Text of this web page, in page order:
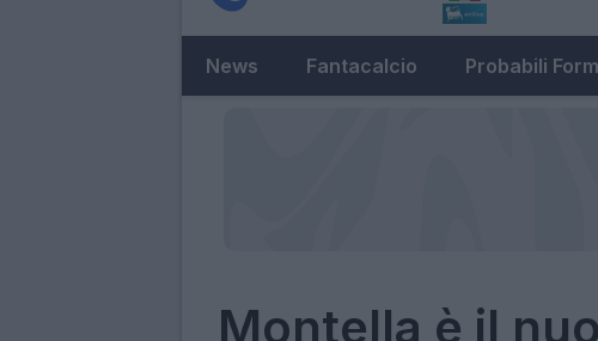
News Fantacalcio Probabili
Montella è il